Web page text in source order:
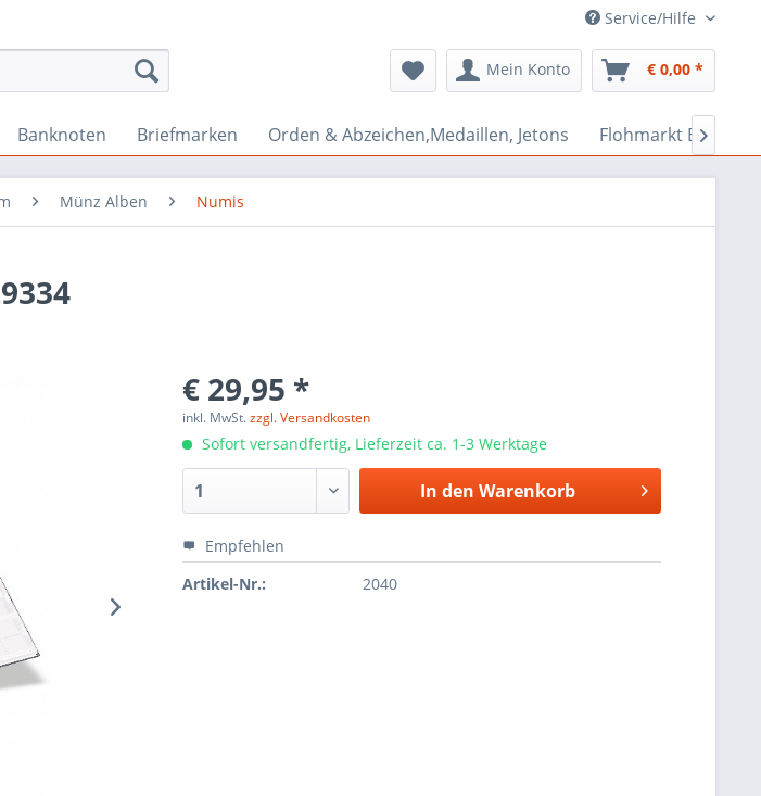
Service/Hilfe
Mein Konto € 0,00 *
Banknoten Briefmarken Orden & Abzeichen,Medaillen, Jetons Flohmarkt Bazar

Münz Alben Numis
€ 29,95 *
inkl. MwSt.zzgl. Versandkosten
Sofort versandfertig, Lieferzeit ca. 1-3 Werktage
In den Warenkorb
Empfehlen
Artikel-Nr.:
2040